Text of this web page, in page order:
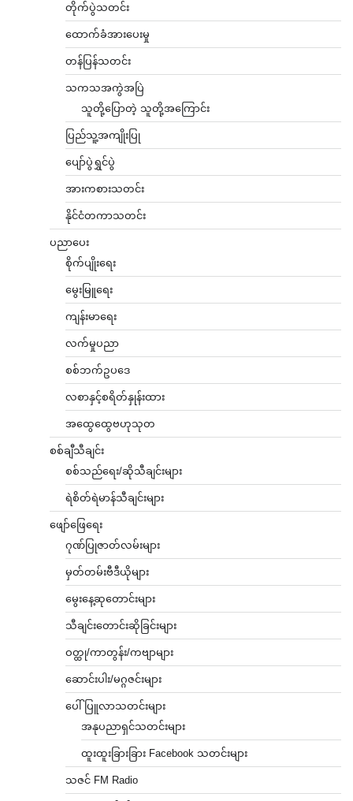
တိုက်ပွဲသတင်း
ထောက်ခံအားပေးမှု
တန်ပြန်သတင်း
သကသအကွဲအပြဲ
သူတို့ပြောတဲ့ သူတို့အကြောင်း
ပြည်သူ့အကျိုးပြု
ပျော်ပွဲရွှင်ပွဲ
အားကစားသတင်း
နိုင်ငံတကာသတင်း
ပညာပေး
စိုက်ပျိုးရေး
မွေးမြူရေး
ကျန်းမာရေး
လက်မှုပညာ
စစ်ဘက်ဥပဒေ
လစာနှင့်စရိတ်နှုန်းထား
အထွေထွေဗဟုသုတ
စစ်ချီသီချင်း
စစ်သည်ရေး/ဆိုသီချင်းများ
ရဲစိတ်ရဲမာန်သီချင်းများ
ဖျော်ဖြေရေး
ဂုဏ်ပြုဇာတ်လမ်းများ
မှတ်တမ်းဗီဒီယိုများ
မွေးနေ့ဆုတောင်းများ
သီချင်းတောင်းဆိုခြင်းများ
ဝတ္ထု/ကာတွန်း/ကဗျာများ
ဆောင်းပါး/မဂ္ဂဇင်းများ
ပေါ်ပြူလာသတင်းများ
အနုပညာရှင်သတင်းများ
ထူးထူးခြားခြား Facebook သတင်းများ
သဇင် FM Radio